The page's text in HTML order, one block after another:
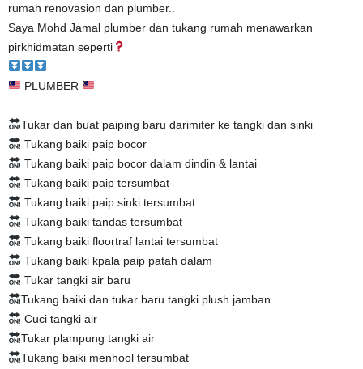
rumah renovasion dan plumber..
Saya Mohd Jamal plumber dan tukang rumah menawarkan
pirkhidmatan seperti
PLUMBER
Tukar dan buat paiping baru darimiter ke tangki dan sinki
Tukang baiki paip bocor
Tukang baiki paip bocor dalam dindin & lantai
Tukang baiki paip tersumbat
Tukang baiki paip sinki tersumbat
Tukang baiki tandas tersumbat
Tukang baiki floortraf lantai tersumbat
Tukang baiki kpala paip patah dalam
Tukar tangki air baru
Tukang baiki dan tukar baru tangki plush jamban
Cuci tangki air
Tukar plampung tangki air
Tukang baiki menhool tersumbat